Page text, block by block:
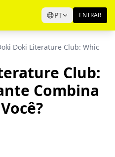
PT ENTRAR
Doki Literature Club: Which
Club:
Combina